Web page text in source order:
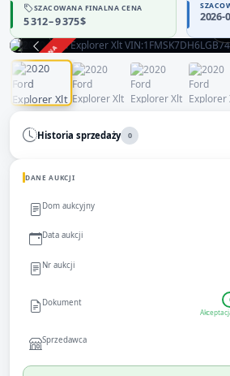
SZACOWANA FINALNA CENA
5 312 – 9 375 $ 2026-
ZAKOŃCZONA
Historia sprzedaży 0
DANE AUKCJI
Dom aukcyjny
Data aukcji
Nr aukcji
Dokument
Sprzedawca